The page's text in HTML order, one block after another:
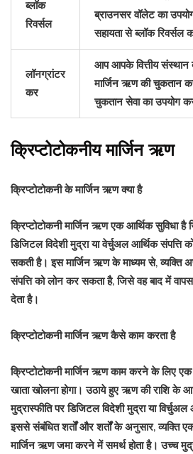
ब्लॉक
रिवर्सल
ब्राउनसर वॉलेट का
सहायता से ब्लॉक
लॉनग्रांटर
कर
आप आपके वित्तीय संस्थान
मार्जिन ऋण की चुकतान
चुकतान सेवा का उपयोग
क्रिप्टोटोकनीय मार्जिन ऋण
क्रिप्टोटोकनी के मार्जिन ऋण क्या है
क्रिप्टोटोकनी मार्जिन ऋण एक आर्थिक सुविधा
डिजिटल विदेशी मुद्रा या वेर्चुअल आर्थिक संपत्ति
सकती है। इस मार्जिन ऋण के माध्यम से, व्यक्ति
संपत्ति को लोन कर सकता है, जिसे वह बाद में
देता है।
क्रिप्टोटोकनी मार्जिन ऋण कैसे काम करता है
क्रिप्टोटोकनी मार्जिन ऋण काम करने के लिए एक
खाता खोलना होगा। उठाये हुए ऋण की राशि के
मुद्रास्फीति पर डिजिटल विदेशी मुद्रा या
इससे संबंधित शर्तों और शर्तों के अनुसार, व्यक्ति
मार्जिन ऋण जमा करने में समर्थ होता है। उच्च